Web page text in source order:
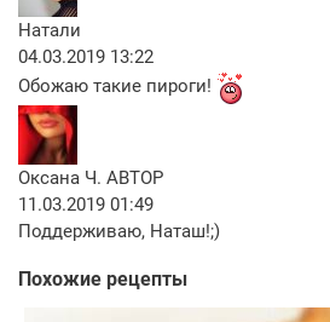
Натали
04.03.2019 13:22
Обожаю такие пироги!
Оксана Ч. АВТОР
11.03.2019 01:49
Поддерживаю, Наташ!;)
Похожие рецепты